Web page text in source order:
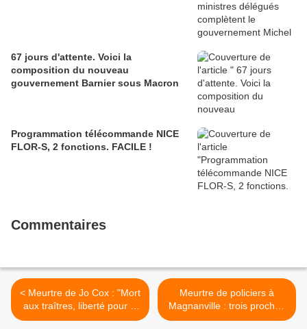
67 jours d'attente. Voici la
composition du nouveau
gouvernement Barnier sous Macron
Programmation télécommande NICE
FLOR-S, 2 fonctions. FACILE !
Commentaires
< Meurtre de Jo Cox : "Mort
aux traîtres, liberté pour le
Royaume-Uni !" a lancé le
Meurtre de policiers à
Magnanville : trois proches
du tueur présumé